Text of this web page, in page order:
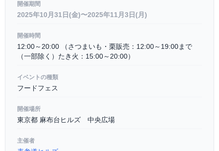
開催期間
2025年10月31日(金)〜2025年11月3日(月)
開催時間
12:00～20:00 （さつまいも・栗販売：12:00～19:00まで
（一部除く）たき火：15:00～20:00）
イベントの種類
フードフェス
開催場所
東京都 麻布台ヒルズ 中央広場
主催者